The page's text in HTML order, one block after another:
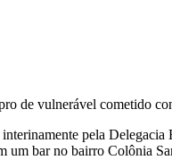
de vulnerável cometido
pela
um bar no bairro Colônia